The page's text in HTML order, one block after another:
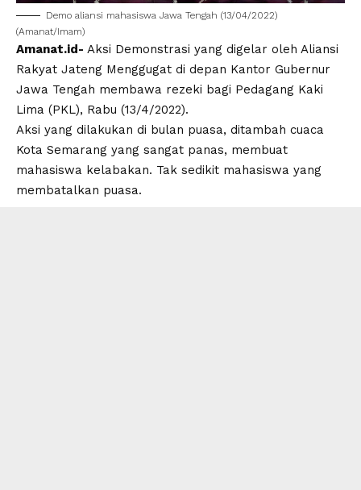
Demo aliansi mahasiswa Jawa Tengah (13/04/2022)
(Amanat/Imam)
Amanat.id- Aksi Demonstrasi yang digelar oleh Aliansi
Rakyat Jateng Menggugat di depan Kantor Gubernur
Jawa Tengah membawa rezeki bagi Pedagang Kaki
Lima (PKL), Rabu (13/4/2022).
Aksi yang dilakukan di bulan puasa, ditambah cuaca
Kota Semarang yang sangat panas, membuat
mahasiswa kelabakan. Tak sedikit mahasiswa yang
membatalkan puasa.